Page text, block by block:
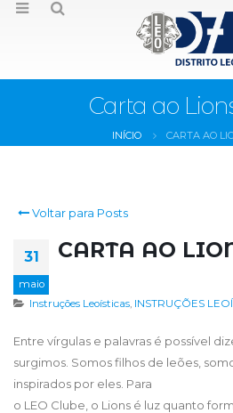
Carta ao
INÍCIO CARTA AO
Voltar para Posts
31
maio
CARTA AO
Instruções Leoísticas, INSTRUÇÕES
Entre vírgulas e palavras é possível
surgimos. Somos filhos de leões,
inspirados por eles. Para
o LEO Clube, o Lions é luz quanto